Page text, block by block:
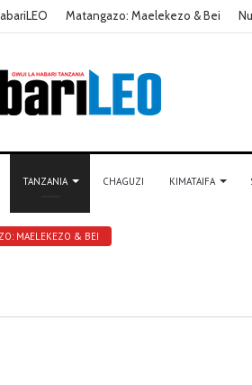
Matangazo: Maelekezo & Bei
TANZANIA CHAGUZI KIMATAIFA
MAELEKEZO & BEI